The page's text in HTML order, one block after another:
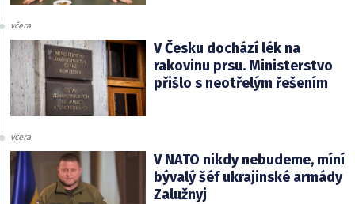
včera
V Česku dochází lék na
rakovinu prsu. Ministerstvo
přišlo s neotřelým řešením
včera
V NATO nikdy nebudeme, míní
bývalý šéf ukrajinské armády
Zalužnyj